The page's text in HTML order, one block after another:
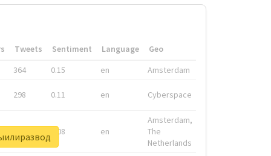
Tweets Sentiment Language
Geo
364 0.15 en Amsterdam
298 0.11 en Cyberspace
0.08 en
Amsterdam,
The
Netherlands